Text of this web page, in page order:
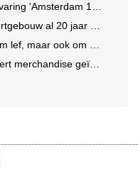
geselecteerd voor filmfestival Venetië
favorieten van cultuurpubliek
een plan voor als het misgaat
op spraakmakende The Voice-outfits